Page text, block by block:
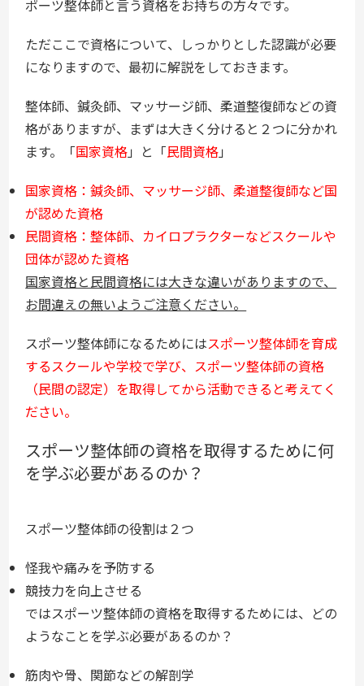
ポーツ整体師と言う資格をお持ちの方々です。
ただここで資格について、しっかりとした認識が必要
になりますので、最初に解説をしておきます。
整体師、鍼灸師、マッサージ師、柔道整復師などの資
格がありますが、まずは大きく分けると２つに分かれ
ます。「国家資格」と「民間資格」
国家資格：鍼灸師、マッサージ師、柔道整復師など国
が認めた資格
民間資格：整体師、カイロプラクターなどスクールや
団体が認めた資格
国家資格と民間資格には大きな違いがありますので、
お間違えの無いようご注意ください。
スポーツ整体師になるためにはスポーツ整体師を育成
するスクールや学校で学び、スポーツ整体師の資格
（民間の認定）を取得してから活動できると考えてく
ださい。
スポーツ整体師の資格を取得するために何
を学ぶ必要があるのか？
スポーツ整体師の役割は２つ
怪我や痛みを予防する
競技力を向上させる
ではスポーツ整体師の資格を取得するためには、どの
ようなことを学ぶ必要があるのか？
筋肉や骨、関節などの解剖学